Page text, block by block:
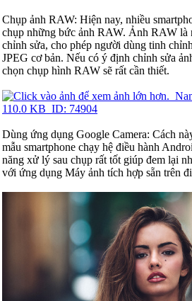
Chụp ảnh RAW: Hiện nay, nhiều
chụp những bức ảnh RAW. Ảnh RAW là
chỉnh sửa, cho phép người dùng tinh
JPEG cơ bản. Nếu có ý định chỉnh sửa
chọn chụp hình RAW sẽ rất cần thiết.
Dùng ứng dụng Google Camera: Cách
mẫu smartphone chạy hệ điều hành
năng xử lý sau chụp rất tốt giúp đem lại
với ứng dụng Máy ảnh tích hợp sẵn trên